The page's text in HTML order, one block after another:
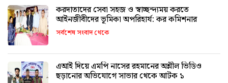
করদাতাদের সেবা সহজ ও স্বাচ্ছন্দ্যময় করতে
আইনজীবীদের ভূমিকা অপরিহার্য: কর কমিশনার
সর্বশেষ সংবাদ থেকে
এআই দিয়ে এমপি নাসের রহমানের অশ্লীল ভিডিও
ছড়ানোর অভিযোগে সাভার থেকে আটক ১